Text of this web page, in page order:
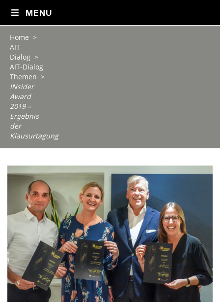
MENU
Home >
AIT-
Dialog >
AIT-Dialog
Themen >
INsider
Award
2019 –
Ergebnis
der
Klausurtagung